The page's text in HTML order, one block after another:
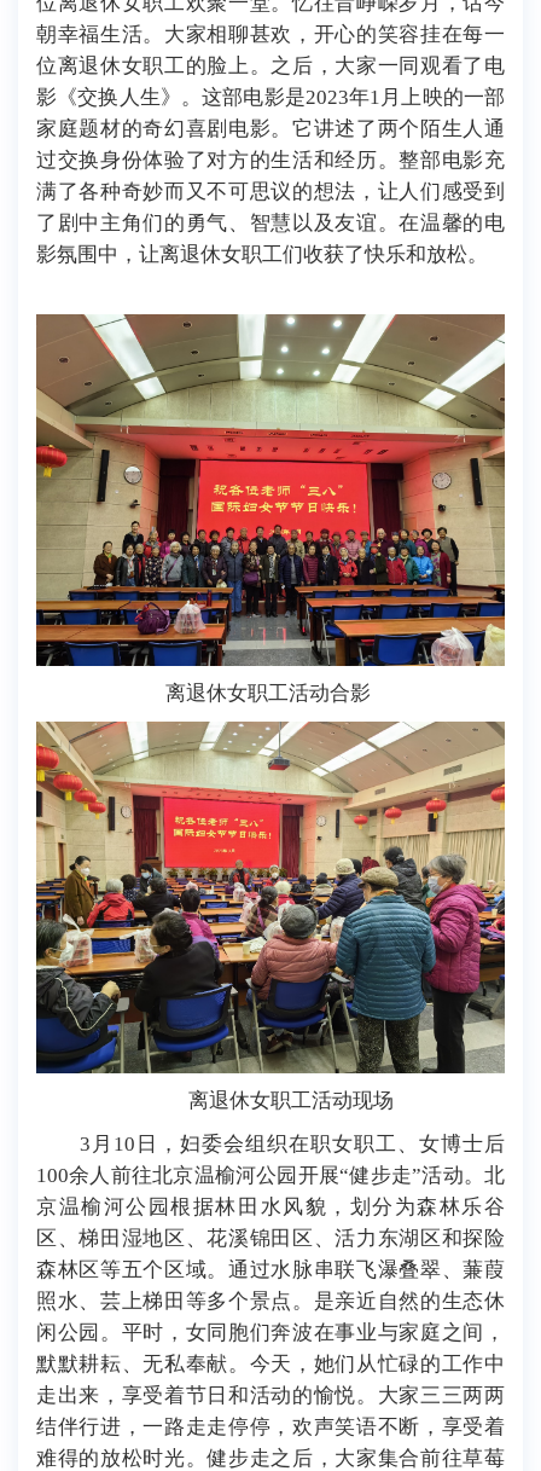
朝幸福生活。大家相聊甚欢，开心的笑容挂在每一
位离退休女职工的脸上。之后，大家一同观看了电
影《交换人生》。这部电影是2023年1月上映的一部
家庭题材的奇幻喜剧电影。它讲述了两个陌生人通
过交换身份体验了对方的生活和经历。整部电影充
满了各种奇妙而又不可思议的想法，让人们感受到
了剧中主角们的勇气、智慧以及友谊。在温馨的电
影氛围中，让离退休女职工们收获了快乐和放松。
离退休女职工活动合影
离退休女职工活动现场
3月10日，妇委会组织在职女职工、女博士后
100余人前往北京温榆河公园开展“健步走”活动。北
京温榆河公园根据林田水风貌，划分为森林乐谷
区、梯田湿地区、花溪锦田区、活力东湖区和探险
森林区等五个区域。通过水脉串联飞瀑叠翠、蒹葭
照水、芸上梯田等多个景点。是亲近自然的生态休
闲公园。平时，女同胞们奔波在事业与家庭之间，
默默耕耘、无私奉献。今天，她们从忙碌的工作中
走出来，享受着节日和活动的愉悦。大家三三两两
结伴行进，一路走走停停，欢声笑语不断，享受着
难得的放松时光。健步走之后，大家集合前往草莓